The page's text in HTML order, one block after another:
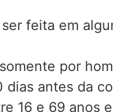
feita em
por
antes da
16 e 69 anos